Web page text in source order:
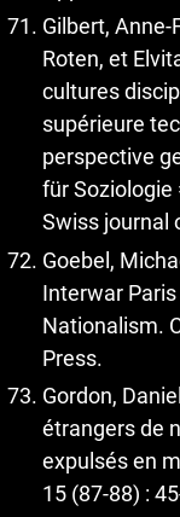
Gilbert,
Roten, et
cultures
supérieure
perspective
für Soziologie
Swiss journal
Goebel,
Interwar
Nationalism.
Press.
Gordon,
étrangers de
expulsés en
15 (87‑88) :